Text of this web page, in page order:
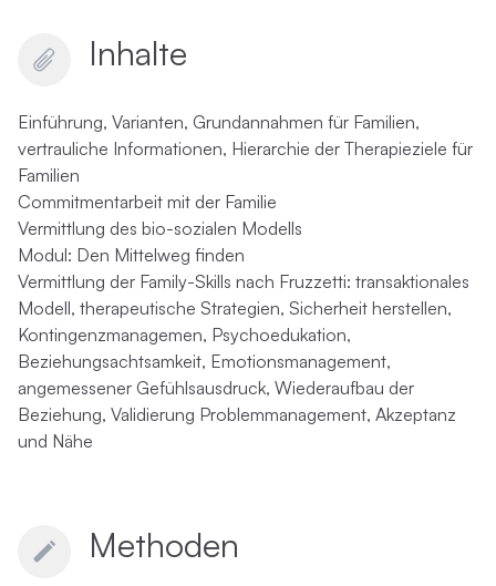
Inhalte
Einführung, Varianten, Grundannahmen für Familien,
vertrauliche Informationen, Hierarchie der Therapieziele für
Familien
Commitmentarbeit mit der Familie
Vermittlung des bio-sozialen Modells
Modul: Den Mittelweg finden
Vermittlung der Family-Skills nach Fruzzetti: transaktionales
Modell, therapeutische Strategien, Sicherheit herstellen,
Kontingenzmanagemen, Psychoedukation,
Beziehungsachtsamkeit, Emotionsmanagement,
angemessener Gefühlsausdruck, Wiederaufbau der
Beziehung, Validierung Problemmanagement, Akzeptanz
und Nähe
Methoden